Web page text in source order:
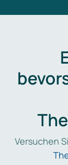
Versuchen